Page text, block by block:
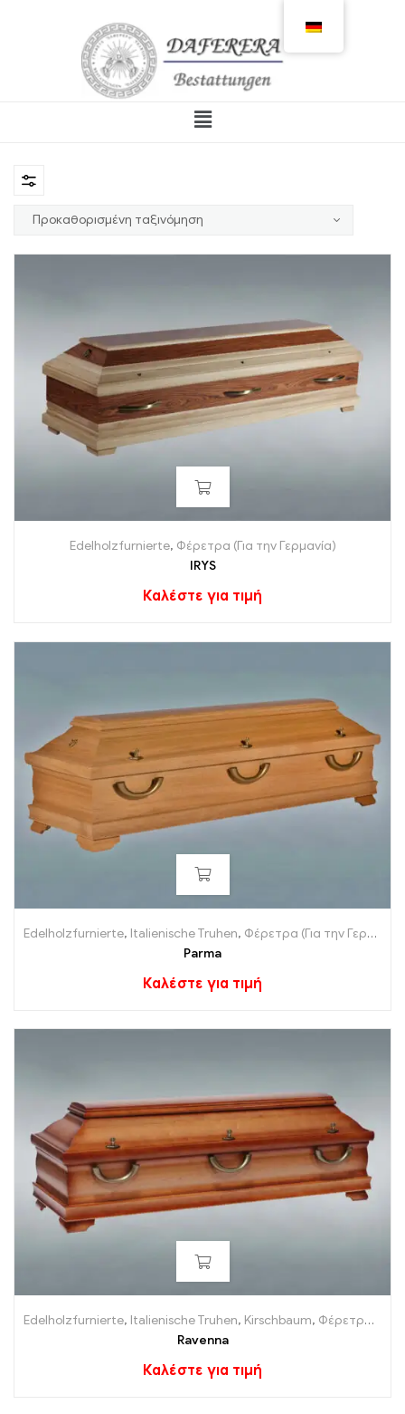
Edelholzfurnierte, Φέρετρα (Για την Γερμανία)
IRYS
Καλέστε για τιμή
Edelholzfurnierte, Italienische Truhen, Φέρετρα (Για την Γερμανία)
Parma
Καλέστε για τιμή
Edelholzfurnierte, Italienische Truhen, Kirschbaum, Φέρετρα (Για την Γερμανία)
Ravenna
Καλέστε για τιμή